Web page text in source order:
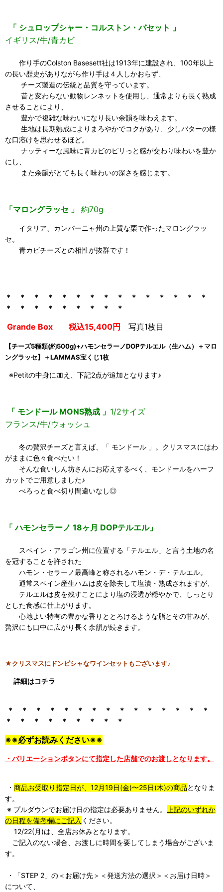
「 シュロップシャー・コルストン・バセット 」
イギリス/牛/青カビ
作り手のColston Basesett社は1913年に建設され、100年以上
の長い歴史がありながら作り手は４人しかおらず、
チーズ製造の伝統と品質を守っています。
昔と変わらない動物レンネットを使用し、通常よりも長く熟成
させることにより、
豊かで複雑な味わいになり長い余韻を味わえます。
生地は長期熟成によりまろやかでコクがあり、少しバターの様
な口溶けを思わせるほど。
ナッティーな風味に青カビのピリっと感が交わり味わいを豊か
にし、
また余韻がとても長く味わいの深さを感じます。
「マロングラッセ 」 約70g
イタリア、カンパーニャ州の上質な栗で作ったマロングラッ
セ。
青カビチーズとの相性が抜群です！
＊ ＊ ＊ ＊ ＊ ＊ ＊ ＊ ＊ ＊ ＊ ＊ ＊ ＊ ＊
＊ ＊ ＊
＊ ＊ ＊ ＊ ＊ ＊
Grande Box 税込15,400円 写真1枚目
【チーズ5種類(約500g)+ハモンセラーノDOPテルエル（生ハム）＋マロ
ングラッセ】＋LAMMAS宝くじ1枚
※Petitの中身に加え、下記2点が追加となります♪
「 モンドール MONS熟成 」 1/2サイズ
フランス/牛/ウォッシュ
冬の贅沢チーズと言えば、「 モンドール 」。クリスマスにはわ
がままに色々食べたい！
そんな食いしん坊さんにお応えするべく、モンドールをハーフ
カットでご用意しました♪
ぺろっと食べ切り間違いなし◎
「 ハモンセラーノ 18ヶ月 DOPテルエル」
スペイン・アラゴン州に位置する「テルエル」と言う土地の名
を冠することを許された
ハモン・セラーノ最高峰と称されるハモン・デ・テルエル。
通常スペイン産生ハムは皮を除去して塩漬・熟成されますが、
テルエルは皮を残すことにより塩の浸透が穏やかで、しっとり
とした食感に仕上がります。
心地よい特有の豊かな香りととろけるような脂とその甘みが、
贅沢にも口中に広がり長く余韻が続きます。
★クリスマスにドンピシャなワインセットもございます♪
詳細はコチラ
＊ ＊ ＊ ＊ ＊ ＊ ＊ ＊ ＊ ＊ ＊ ＊ ＊ ＊ ＊
＊ ＊ ＊
＊ ＊ ＊ ＊ ＊ ＊
※※必ずお読みください※※
・バリエーションボタンにて指定した店舗でのお渡しとなります。
・ 商品お受取り指定日が、12月19日(金)〜25日(木)の商品となりま
す。
※ プルダウンでお届け日の指定は必要ありません。
上記のいずれか
の日程を備考欄にご記入 ください。
12/22(月)は、全店お休みとなります。
ご記入のない場合、お渡しに時間を要してしまう場合がございま
す。
・「STEP 2」の＜お届け先＞＜発送方法の選択＞＜お届け日時＞
について、